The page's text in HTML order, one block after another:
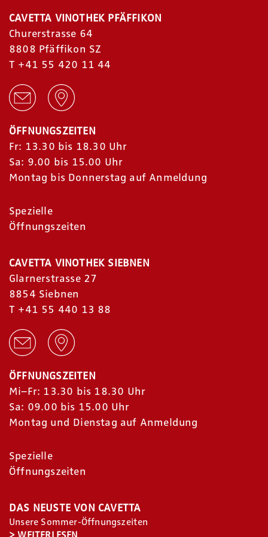
+−
Leaflet |© OpenStreetMap
CAVETTA VINOTHEK PFÄFFIKON
Churerstrasse 64
8808 Pfäffikon SZ
T +41 55 420 11 44
ÖFFNUNGSZEITEN
Fr: 13.30 bis 18.30 Uhr
Sa: 9.00 bis 15.00 Uhr
Montag bis Donnerstag auf Anmeldung
Spezielle
Öffnungszeiten
CAVETTA VINOTHEK SIEBNEN
Glarnerstrasse 27
8854 Siebnen
T +41 55 440 13 88
ÖFFNUNGSZEITEN
Mi–Fr: 13.30 bis 18.30 Uhr
Sa: 09.00 bis 15.00 Uhr
Montag und Dienstag auf Anmeldung
Spezielle
Öffnungszeiten
DAS NEUSTE VON CAVETTA
Unsere Sommer-Öffnungszeiten